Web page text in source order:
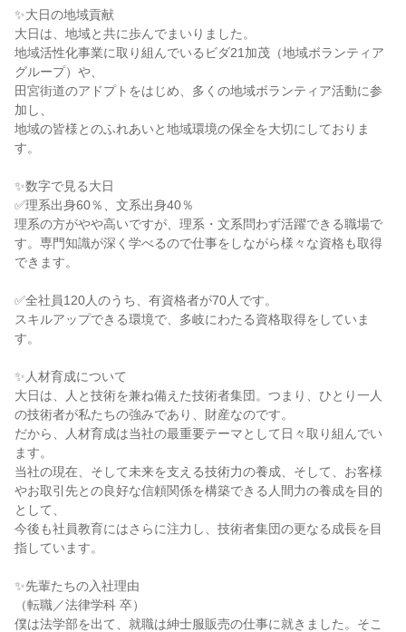
✨大日の地域貢献
大日は、地域と共に歩んでまいりました。
地域活性化事業に取り組んでいるビダ21加茂（地域ボランティア
グループ）や、
田宮街道のアドプトをはじめ、多くの地域ボランティア活動に参
加し、
地域の皆様とのふれあいと地域環境の保全を大切にしておりま
す。
✨数字で見る大日
✅理系出身60％、文系出身40％
理系の方がやや高いですが、理系・文系問わず活躍できる職場で
す。専門知識が深く学べるので仕事をしながら様々な資格も取得
できます。
✅全社員120人のうち、有資格者が70人です。
スキルアップできる環境で、多岐にわたる資格取得をしていま
す。
✨人材育成について
大日は、人と技術を兼ね備えた技術者集団。つまり、ひとり一人
の技術者が私たちの強みであり、財産なのです。
だから、人材育成は当社の最重要テーマとして日々取り組んでい
ます。
当社の現在、そして未来を支える技術力の養成、そして、お客様
やお取引先との良好な信頼関係を構築できる人間力の養成を目的
として、
今後も社員教育にはさらに注力し、技術者集団の更なる成長を目
指しています。
✨先輩たちの入社理由
（転職／法律学科 卒）
僕は法学部を出て、就職は紳士服販売の仕事に就きました。そこ